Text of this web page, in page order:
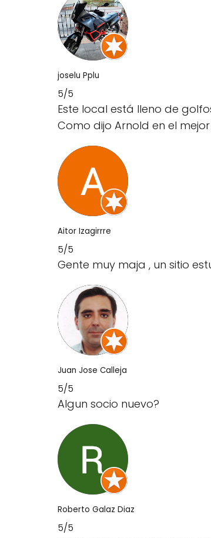
joselu Pplu
5/5
Este local está lleno de
Como dijo Arnold en el mejor
Aitor Izagirrre
5/5
Gente muy maja , un sitio
Juan Jose Calleja
5/5
Algun socio nuevo?
Roberto Galaz Diaz
5/5